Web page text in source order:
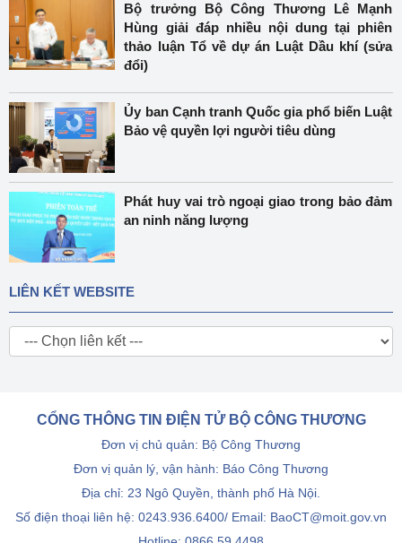
Bộ trưởng Bộ Công Thương Lê Mạnh
Hùng giải đáp nhiều nội dung tại phiên
thảo luận Tổ về dự án Luật Dầu khí (sửa
đổi)
Ủy ban Cạnh tranh Quốc gia phổ biến Luật
Bảo vệ quyền lợi người tiêu dùng
Phát huy vai trò ngoại giao trong bảo đảm
an ninh năng lượng
LIÊN KẾT WEBSITE
CỔNG THÔNG TIN ĐIỆN TỬ BỘ CÔNG THƯƠNG
Đơn vị chủ quản: Bộ Công Thương
Đơn vị quản lý, vận hành: Báo Công Thương
Địa chỉ: 23 Ngô Quyền, thành phố Hà Nội.
Số điện thoại liên hệ: 0243.936.6400/ Email: BaoCT@moit.gov.vn